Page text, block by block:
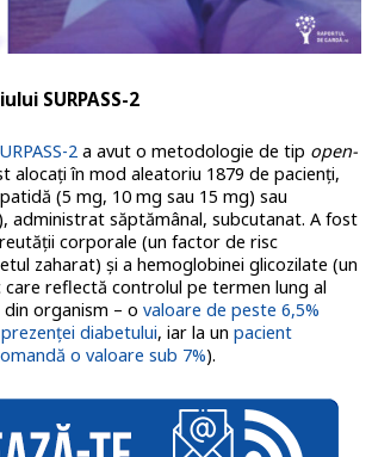
SURPASS-2
2a avut o metodologie de tip open-
alocați în mod aleatoriu 1879 de pacienți,
(5 mg, 10 mg sau 15 mg) sau
administrat săptămânal, subcutanat. A fost
corporale (un factor de risc
zaharat) și a hemoglobinei glicozilate (un
reflectă controlul pe termen lung al
din organism – o valoare de peste 6,5%
diabetului, iar la un pacient
o valoare sub 7%).